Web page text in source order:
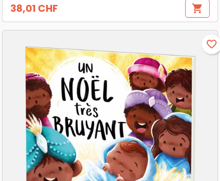
Prix
38,01 CHF shopping_cart
favorite_border